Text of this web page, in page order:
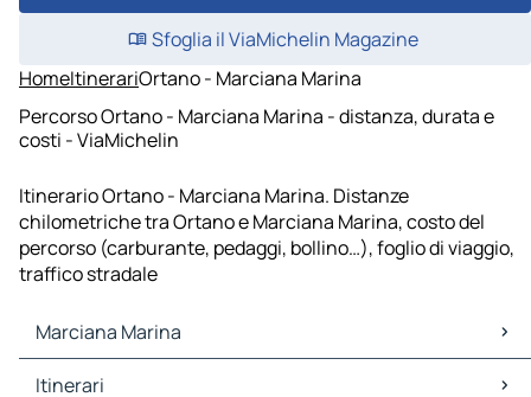
Sfoglia il ViaMichelin Magazine
HomeItinerariOrtano - Marciana Marina
Percorso Ortano - Marciana Marina - distanza, durata e
costi - ViaMichelin
Itinerario Ortano - Marciana Marina. Distanze
chilometriche tra Ortano e Marciana Marina, costo del
percorso (carburante, pedaggi, bollino…), foglio di viaggio,
traffico stradale
Marciana Marina
Marciana Marina Mappe Piantine
Itinerari